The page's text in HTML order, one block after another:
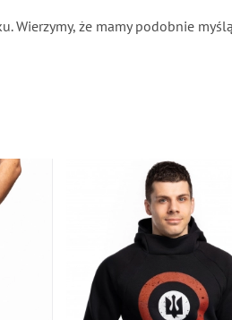
Wierzymy, że mamy podobnie